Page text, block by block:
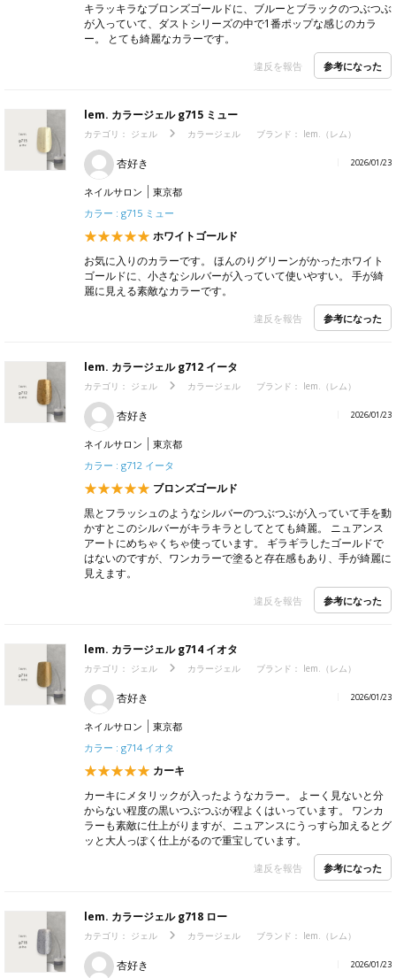
キラッキラなブロンズゴールドに、ブルーとブラックのつぶつぶ
が入っていて、ダストシリーズの中で1番ポップな感じのカラ
ー。 とても綺麗なカラーです。
違反を報告 参考になった
lem. カラージェル g715 ミュー
カテゴリ： ジェル カラージェル ブランド： lem.（レム）
杏好き 2026/01/23
ネイルサロン
東京都
カラー : g715 ミュー
ホワイトゴールド
お気に入りのカラーです。 ほんのりグリーンがかったホワイト
ゴールドに、小さなシルバーが入っていて使いやすい。 手が綺
麗に見える素敵なカラーです。
違反を報告 参考になった
lem. カラージェル g712 イータ
カテゴリ： ジェル カラージェル ブランド： lem.（レム）
杏好き 2026/01/23
ネイルサロン
東京都
カラー : g712 イータ
ブロンズゴールド
黒とフラッシュのようなシルバーのつぶつぶが入っていて手を動
かすとこのシルバーがキラキラとしてとても綺麗。 ニュアンス
アートにめちゃくちゃ使っています。 ギラギラしたゴールドで
はないのですが、ワンカラーで塗ると存在感もあり、手が綺麗に
見えます。
違反を報告 参考になった
lem. カラージェル g714 イオタ
カテゴリ： ジェル カラージェル ブランド： lem.（レム）
杏好き 2026/01/23
ネイルサロン
東京都
カラー : g714 イオタ
カーキ
カーキにメタリックが入ったようなカラー。 よーく見ないと分
からない程度の黒いつぶつぶが程よくはいっています。 ワンカ
ラーも素敵に仕上がりますが、ニュアンスにうっすら加えるとグ
ッと大人っぽく仕上がるので重宝しています。
違反を報告 参考になった
lem. カラージェル g718 ロー
カテゴリ： ジェル カラージェル ブランド： lem.（レム）
杏好き 2026/01/23